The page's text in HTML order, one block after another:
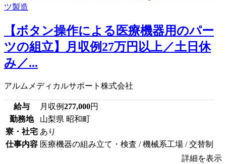
【ボタン操作による医療機器用のパー
ツの組立】月収例27万円以上／土日休
み／...
アルムメディカルサポート株式会社
給与 月収例277,000円
勤務地
山梨県 昭和町
寮・社宅 あり
仕事内容 医療機器の組み立て・検査 / 機械系工場 / 交替制
詳細を表示